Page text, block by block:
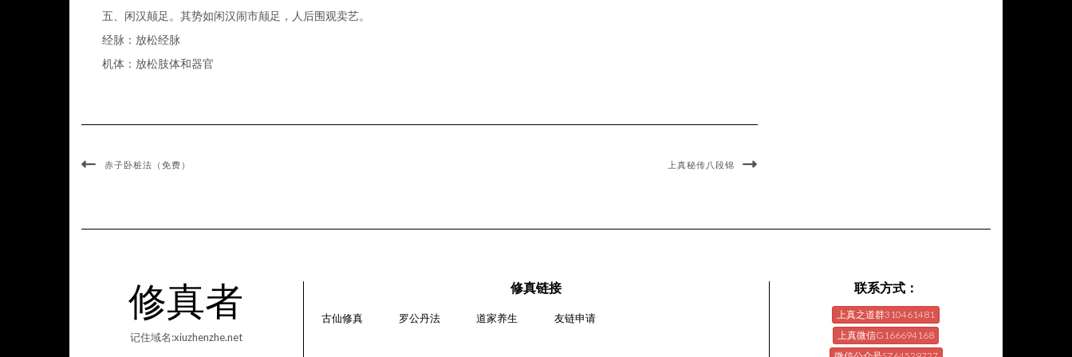
五、闲汉颠足。 其势如闲汉闹市颠足，人后围观卖艺。
经脉：放松经脉
机体：放松肢体和器官
赤子卧桩法（免费） 上真秘传八段锦
修真者
记住域名:xiuzhenzhe.net
修真链接
古仙修真 罗公丹法 道家养生 友链申请
联系方式：
上真之道群310461481
上真微信G166694168